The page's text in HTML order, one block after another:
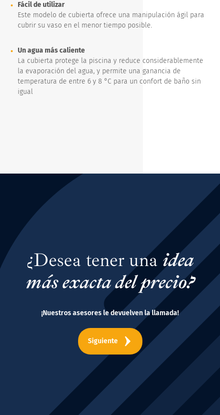
Fácil de utilizar
Este modelo de cubierta ofrece una manipulación ágil para
cubrir su vaso en el menor tiempo posible.
Un agua más caliente
La cubierta protege la piscina y reduce considerablemente
la evaporación del agua, y permite una ganancia de
temperatura de entre 6 y 8 °C para un confort de baño sin
igual
¿Desea tener una idea
más exacta del precio?
¡Nuestros asesores le devuelven la llamada!
Siguiente